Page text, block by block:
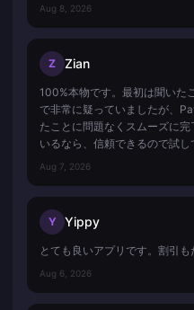
Aug 8, 2026
Z Zian
100%本物です。最初は聞いた
で非常に疑っていましたが、
たことに問題なくスムーズに
いるなら、信頼できるので試し
Aug 7, 2026
Y Yippy
とても良いアプリです。割引も
Aug 6, 2026